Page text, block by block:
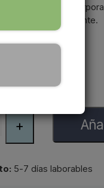
ducha
de agua fría y caliente.
la base
+
5-7 días laborables